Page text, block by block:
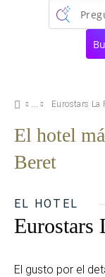
Eurostars La
El hotel
Beret
EL HOTEL
Eurostars
El gusto por el